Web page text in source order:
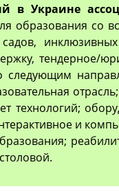
в Украине
образования со
садов,
тендерное/
технологий;
и